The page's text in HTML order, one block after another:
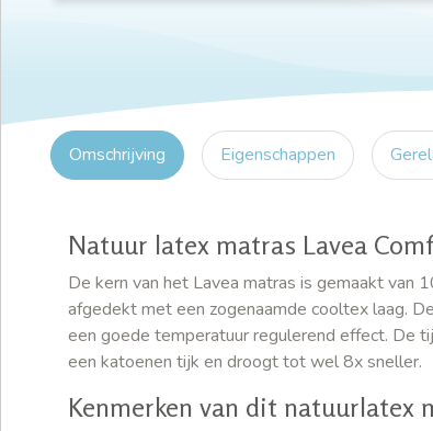
Omschrijving Eigenschappen
Natuur latex matras Lavea
De kern van het Lavea matras is gemaakt van
afgedekt met een zogenaamde cooltex laag.
een goede temperatuur regulerend effect. De
een katoenen tijk en droogt tot wel 8x sneller.
Kenmerken van dit natuurlatex